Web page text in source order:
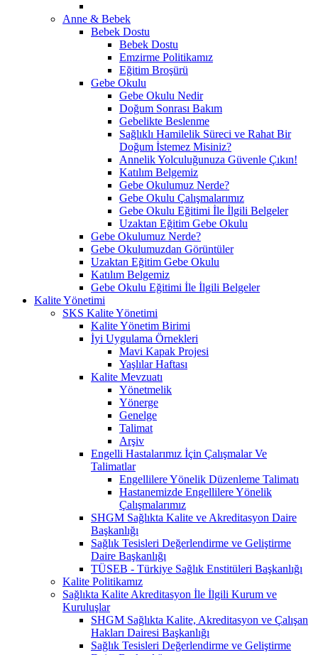
Anne & Bebek
Bebek Dostu
Bebek Dostu
Emzirme Politikamız
Eğitim Broşürü
Gebe Okulu
Gebe Okulu Nedir
Doğum Sonrası Bakım
Gebelikte Beslenme
Sağlıklı Hamilelik Süreci ve Rahat Bir
Doğum İstemez Misiniz?
Annelik Yolculuğunuza Güvenle Çıkın!
Katılım Belgemiz
Gebe Okulumuz Nerde?
Gebe Okulu Çalışmalarımız
Gebe Okulu Eğitimi İle İlgili Belgeler
Uzaktan Eğitim Gebe Okulu
Gebe Okulumuz Nerde?
Gebe Okulumuzdan Görüntüler
Uzaktan Eğitim Gebe Okulu
Katılım Belgemiz
Gebe Okulu Eğitimi İle İlgili Belgeler
Kalite Yönetimi
SKS Kalite Yönetimi
Kalite Yönetim Birimi
İyi Uygulama Örnekleri
Mavi Kapak Projesi
Yaşlılar Haftası
Kalite Mevzuatı
Yönetmelik
Yönerge
Genelge
Talimat
Arşiv
Engelli Hastalarımız İçin Çalışmalar Ve
Talimatlar
Engellilere Yönelik Düzenleme Talimatı
Hastanemizde Engellilere Yönelik
Çalışmalarımız
SHGM Sağlıkta Kalite ve Akreditasyon Daire
Başkanlığı
Sağlık Tesisleri Değerlendirme ve Geliştirme
Daire Başkanlığı
TÜSEB - Türkiye Sağlık Enstitüleri Başkanlığı
Kalite Politikamız
Sağlıkta Kalite Akreditasyon İle İlgili Kurum ve
Kuruluşlar
SHGM Sağlıkta Kalite, Akreditasyon ve Çalışan
Hakları Dairesi Başkanlığı
Sağlık Tesisleri Değerlendirme ve Geliştirme